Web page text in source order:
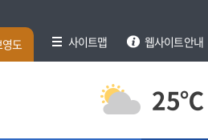
도 사이트맵 웹사이트안내
25℃